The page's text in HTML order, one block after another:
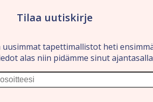
Tilaa uutiskirje
tapettimallistot heti
alas niin pidämme sinut